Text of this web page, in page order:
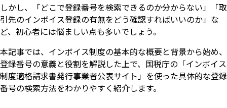
しかし、「どこで登録番号を検索できるのか分からない」「取
引先のインボイス登録の有無をどう確認すればいいのか」な
ど、初心者には悩ましい点も多いでしょう。
本記事では、インボイス制度の基本的な概要と背景から始め、
登録番号の意義と役割を解説した上で、国税庁の「インボイス
制度適格請求書発行事業者公表サイト」を使った具体的な登録
番号の検索方法をわかりやすく紹介します。